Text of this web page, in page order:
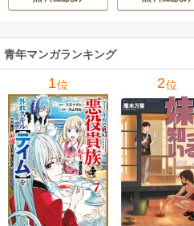
青年マンガランキング
1位 2位